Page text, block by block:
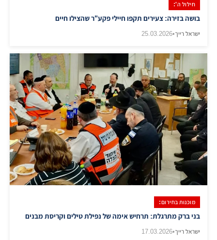
חילול ה':
בושה בזירה: צעירים תקפו חיילי פקע"ר שהצילו חיים
ישראל רייך•
25.03.2026
מוכנות בחירום:
בני ברק מתרגלת: תרחיש אימה של נפילת טילים וקריסת מבנים
ישראל רייך•
17.03.2026